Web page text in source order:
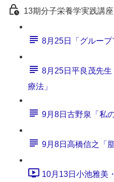
13期分子栄養学実践講座
8月25日「グループ
8月25日平良茂先
療法」
9月8日古野泉「私
9月8日高橋信之「
10月13日小池雅美